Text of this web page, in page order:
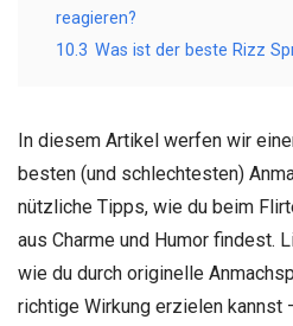
reagieren?
10.3 Was ist der beste Rizz
In diesem Artikel werfen wir
besten (und schlechtesten)
nützliche Tipps, wie du beim
aus Charme und Humor findest.
wie du durch originelle
richtige Wirkung erzielen kannst